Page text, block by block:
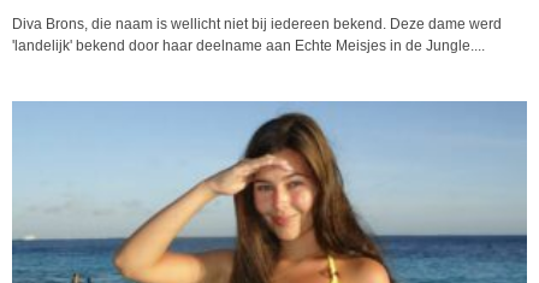
Diva Brons, die naam is wellicht niet bij iedereen bekend. Deze dame werd
'landelijk' bekend door haar deelname aan Echte Meisjes in de Jungle....